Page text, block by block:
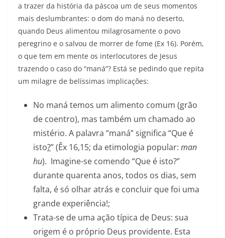
a trazer da história da páscoa um de seus momentos
mais deslumbrantes: o dom do maná no deserto,
quando Deus alimentou milagrosamente o povo
peregrino e o salvou de morrer de fome (Ex 16). Porém,
o que tem em mente os interlocutores de Jesus
trazendo o caso do “maná”? Está se pedindo que repita
um milagre de belíssimas implicações:
No maná temos um alimento comum (grão
de coentro), mas também um chamado ao
mistério. A palavra “maná” significa “Que é
isto?” (Êx 16,15; da etimologia popular: man
hu). Imagine-se comendo “Que é isto?”
durante quarenta anos, todos os dias, sem
falta, é só olhar atrás e concluir que foi uma
grande experiência!;
Trata-se de uma ação típica de Deus: sua
origem é o próprio Deus providente. Esta